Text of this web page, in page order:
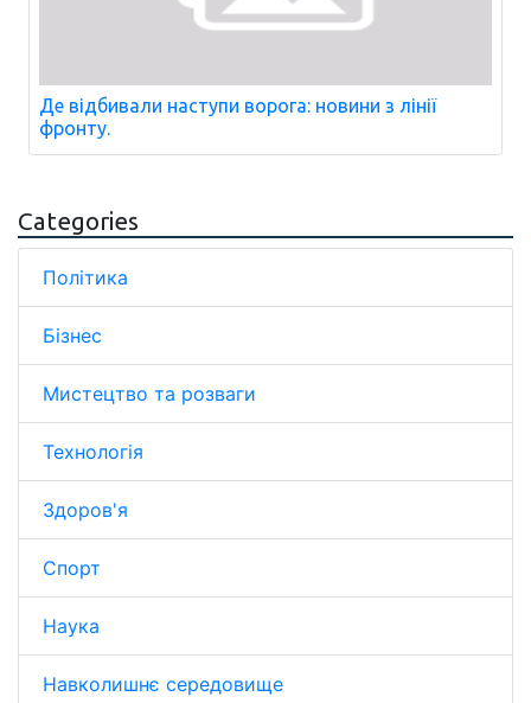
Де відбивали наступи ворога: новини з лінії
фронту.
Categories
Політика
Бізнес
Мистецтво та розваги
Технологія
Здоров'я
Спорт
Наука
Навколишнє середовище